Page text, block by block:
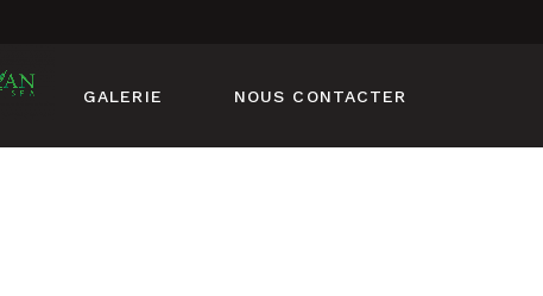
GALERIE NOUS CONTACTER